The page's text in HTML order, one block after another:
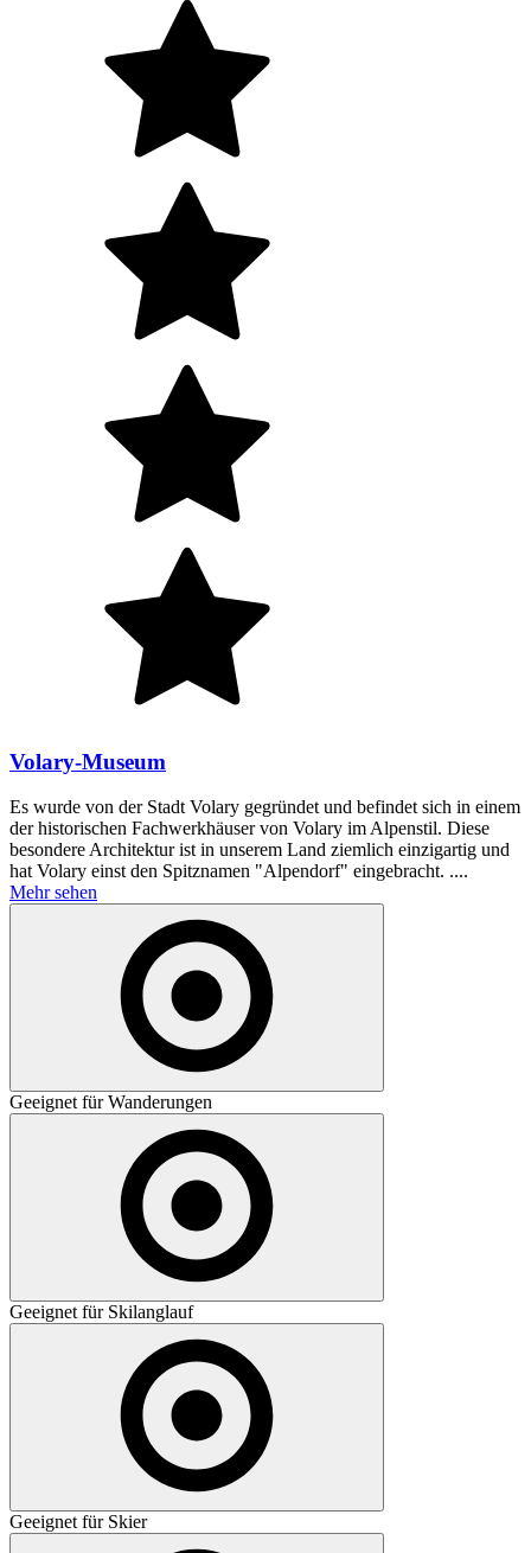
Volary-Museum
Es wurde von der Stadt Volary gegründet und befindet sich in einem
der historischen Fachwerkhäuser von Volary im Alpenstil. Diese
besondere Architektur ist in unserem Land ziemlich einzigartig und
hat Volary einst den Spitznamen "Alpendorf" eingebracht. ....
Mehr sehen
Geeignet für Wanderungen
Geeignet für Skilanglauf
Geeignet für Skier